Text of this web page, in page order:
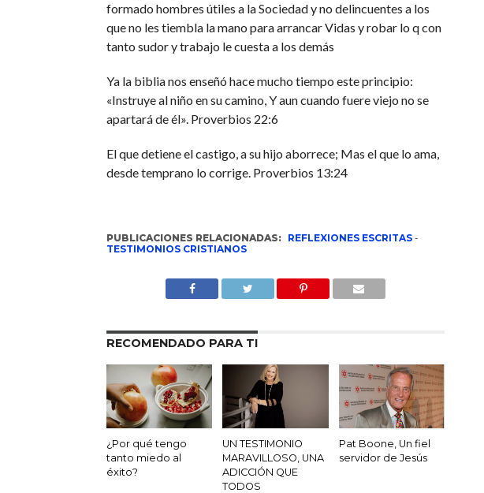
formado hombres útiles a la Sociedad y no delincuentes a los
que no les tiembla la mano para arrancar Vidas y robar lo q con
tanto sudor y trabajo le cuesta a los demás
Ya la biblia nos enseñó hace mucho tiempo este principio:
«Instruye al niño en su camino, Y aun cuando fuere viejo no se
apartará de él». Proverbios 22:6
El que detiene el castigo, a su hijo aborrece; Mas el que lo ama,
desde temprano lo corrige. Proverbios 13:24
PUBLICACIONES RELACIONADAS: REFLEXIONES ESCRITAS-
TESTIMONIOS CRISTIANOS
RECOMENDADO PARA TI
¿Por qué tengo
tanto miedo al
éxito?
UN TESTIMONIO
MARAVILLOSO, UNA
ADICCIÓN QUE
TODOS
Pat Boone, Un fiel
servidor de Jesús